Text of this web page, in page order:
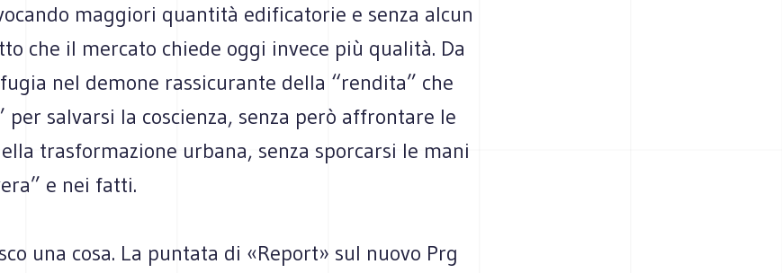
maggiori quantità edificatorie e senza alcun
che il mercato chiede oggi invece più qualità. Da
nel demone rassicurante della “rendita” che
per salvarsi la coscienza, senza però affrontare le
trasformazione urbana, senza sporcarsi le mani
e nei fatti.
una cosa. La puntata di «Report» sul nuovo Prg